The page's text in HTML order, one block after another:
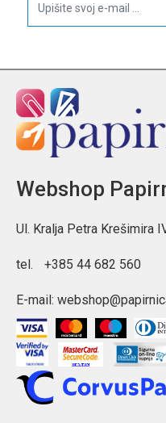
Webshop
Ul. Kralja Petra Krešimira
tel. +385 44 682 560
E-mail: